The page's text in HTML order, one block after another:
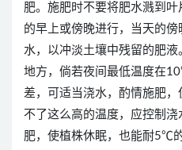
肥。施肥时不要将肥水溅到
的早上或傍晚进行，当天的
水，以冲淡土壤中残留的肥
地方，倘若夜间最低温度在
差，可适当浇水，酌情施肥
不了这么高的温度，应控制
肥，使植株休眠，也能耐5℃